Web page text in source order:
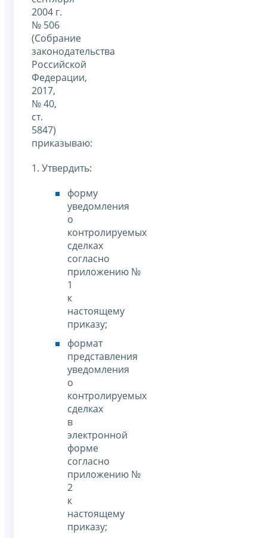
2004 г.
№ 506
(Собрание
законодательства
Российской
Федерации,
2017,
№ 40,
ст.
5847)
приказываю:
1. Утвердить:
форму
уведомления
о
контролируемых
сделках
согласно
приложению №
1
к
настоящему
приказу;
формат
представления
уведомления
о
контролируемых
сделках
в
электронной
форме
согласно
приложению №
2
к
настоящему
приказу;